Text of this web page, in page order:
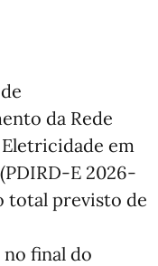
da Rede
em
E 2026-
total previsto de
final do